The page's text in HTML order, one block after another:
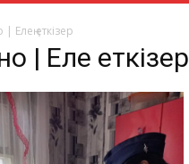
Елең еткізер
| Елең еткізер